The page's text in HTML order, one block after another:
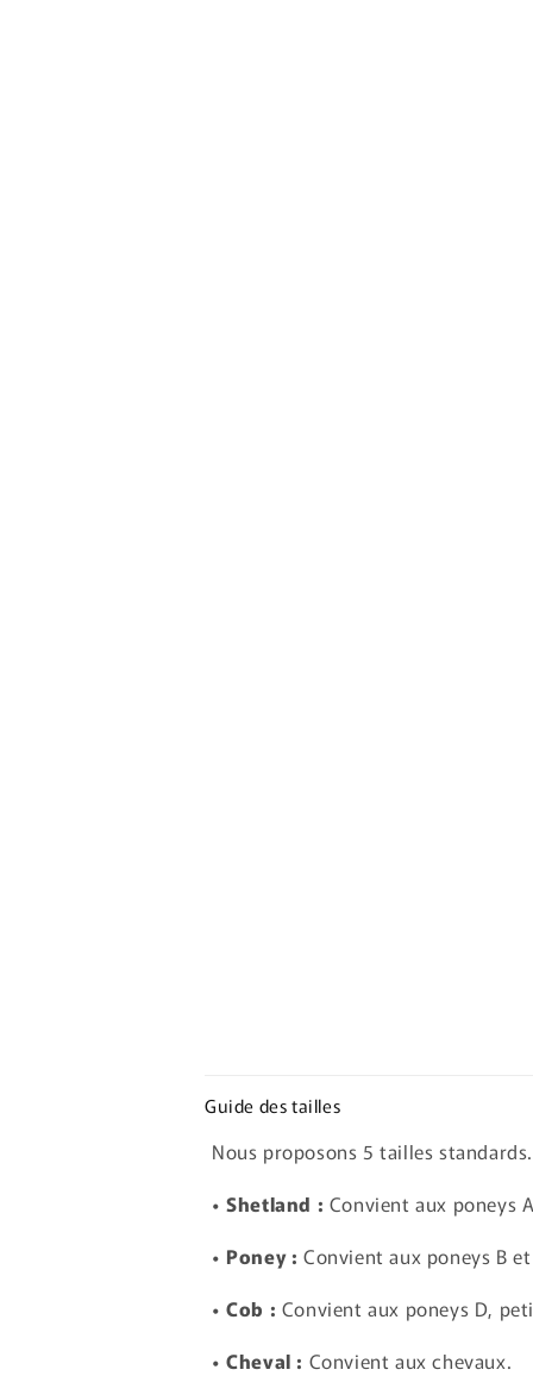
Guide des tailles
Nous proposons 5 tailles standards.
• Shetland : Convient aux poneys
• Poney : Convient aux poneys B
• Cob : Convient aux poneys D,
• Cheval : Convient aux chevaux.